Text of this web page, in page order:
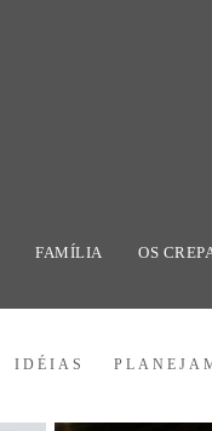
FAMÍLIA OS
IDÉIAS